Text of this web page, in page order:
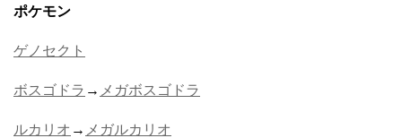
ポケモン
ゲノセクト
ボスゴドラ → メガボスゴドラ
ルカリオ → メガルカリオ